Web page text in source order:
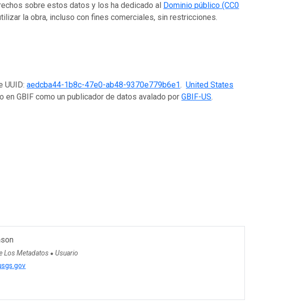
sobre estos datos y los ha dedicado al Dominio público (CC0
la obra, incluso con fines comerciales, sin restricciones.
UUID:aedcba44-1b8c-47e0-ab48-9370e779b6e1.United States
GBIF como un publicador de datos avalado porGBIF-US.
Los Metadatos ● Usuario